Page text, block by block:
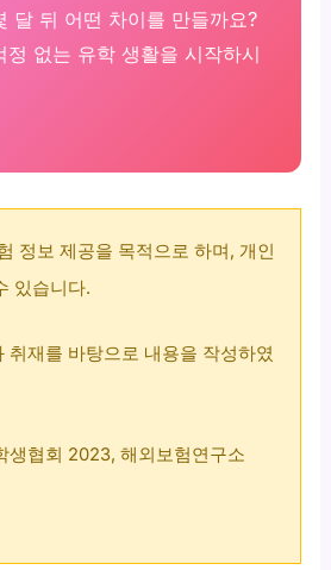
달 뒤 어떤 차이를 만들까요?
정 없는 유학 생활을 시작하시
정보 제공을 목적으로 하며, 개인
있습니다.
취재를 바탕으로 내용을 작성하였
생협회 2023, 해외보험연구소